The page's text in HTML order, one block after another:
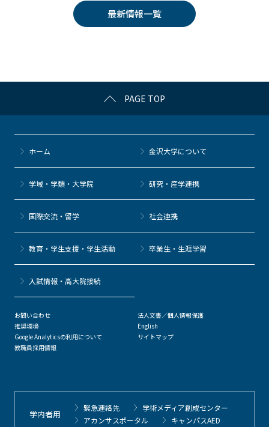
k
erk
et
n
a
最新情報一覧
PAGE TOP
ホーム 金沢大学について
学域・学類・大学院 研究・産学連携
国際交流・留学 社会連携
教育・学生支援・学生活動 卒業生・生涯学習
⼊試情報・高大院接続
お問い合わせ
推奨環境
Google Analyticsの利用について
教職員採用情報
法人文書／個人情報保護
English
サイトマップ
学内者用
緊急連絡先
学術メディア創成センター
アカンサスポータル
キャンパスAED